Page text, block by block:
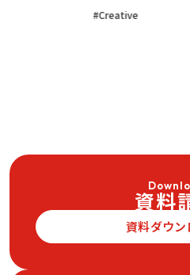
Creative
資料
資料ダウ